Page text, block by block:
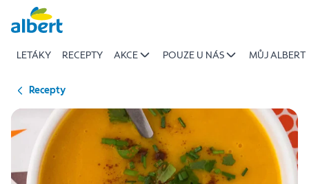
Přeskočit
LETÁKY RECEPTY AKCE POUZE U NÁS MŮJ ALBERT
Recepty